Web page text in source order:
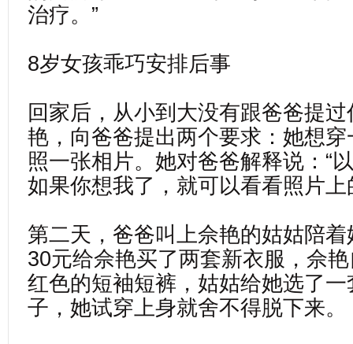
治疗。”
8岁女孩乖巧安排后事
回家后，从小到大没有跟爸爸提
艳，向爸爸提出两个要求：她想
照一张相片。她对爸爸解释说：“
如果你想我了，就可以看看照片上
第二天，爸爸叫上佘艳的姑姑陪
30元给佘艳买了两套新衣服，佘
红色的短袖短裤，姑姑给她选了
子，她试穿上身就舍不得脱下来。